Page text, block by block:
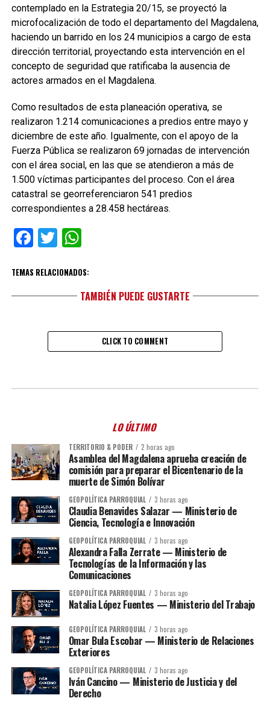
contemplado en la Estrategia 20/15, se proyectó la
microfocalización de todo el departamento del Magdalena,
haciendo un barrido en los 24 municipios a cargo de esta
dirección territorial, proyectando esta intervención en el
concepto de seguridad que ratificaba la ausencia de
actores armados en el Magdalena.
Como resultados de esta planeación operativa, se
realizaron 1.214 comunicaciones a predios entre mayo y
diciembre de este año. Igualmente, con el apoyo de la
Fuerza Pública se realizaron 69 jornadas de intervención
con el área social, en las que se atendieron a más de
1.500 víctimas participantes del proceso. Con el área
catastral se georreferenciaron 541 predios
correspondientes a 28.458 hectáreas.
Facebook
TwitterWhatsApp
TEMAS RELACIONADOS:
TAMBIÉN PUEDE GUSTARTE
CLICK TO COMMENT
LO ÚLTIMO
TERRITORIO & PODER 2 horas ago
Asamblea del Magdalena aprueba creación de
comisión para preparar el Bicentenario de la
muerte de Simón Bolívar
GEOPOLÍTICA PARROQUIAL 3 horas ago
Claudia Benavides Salazar — Ministerio de
Ciencia, Tecnología e Innovación
GEOPOLÍTICA PARROQUIAL 3 horas ago
Alexandra Falla Zerrate — Ministerio de
Tecnologías de la Información y las
Comunicaciones
GEOPOLÍTICA PARROQUIAL 3 horas ago
Natalia López Fuentes — Ministerio del Trabajo
GEOPOLÍTICA PARROQUIAL 3 horas ago
Omar Bula Escobar — Ministerio de Relaciones
Exteriores
GEOPOLÍTICA PARROQUIAL 3 horas ago
Iván Cancino — Ministerio de Justicia y del
Derecho